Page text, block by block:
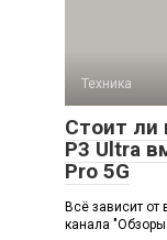
Техника
Стоит ли
P3 Ultra
Pro 5G
Всё зависит от
канала